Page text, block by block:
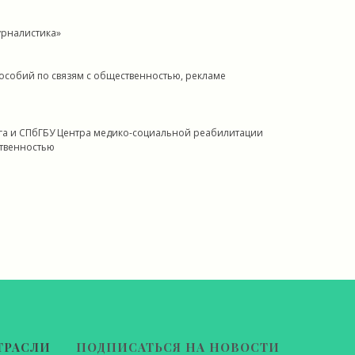
по связям с общественностью, рекламе
и СПбГБУ Центра медико-социальной реабилитации
ПОДПИСАТЬСЯ НА НОВОСТИ